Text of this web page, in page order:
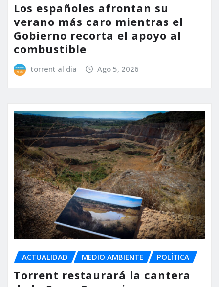
Los españoles afrontan su
verano más caro mientras el
Gobierno recorta el apoyo al
combustible
torrent al dia Ago 5, 2026
ACTUALIDAD MEDIO AMBIENTE POLÍTICA
Torrent restaurará la cantera